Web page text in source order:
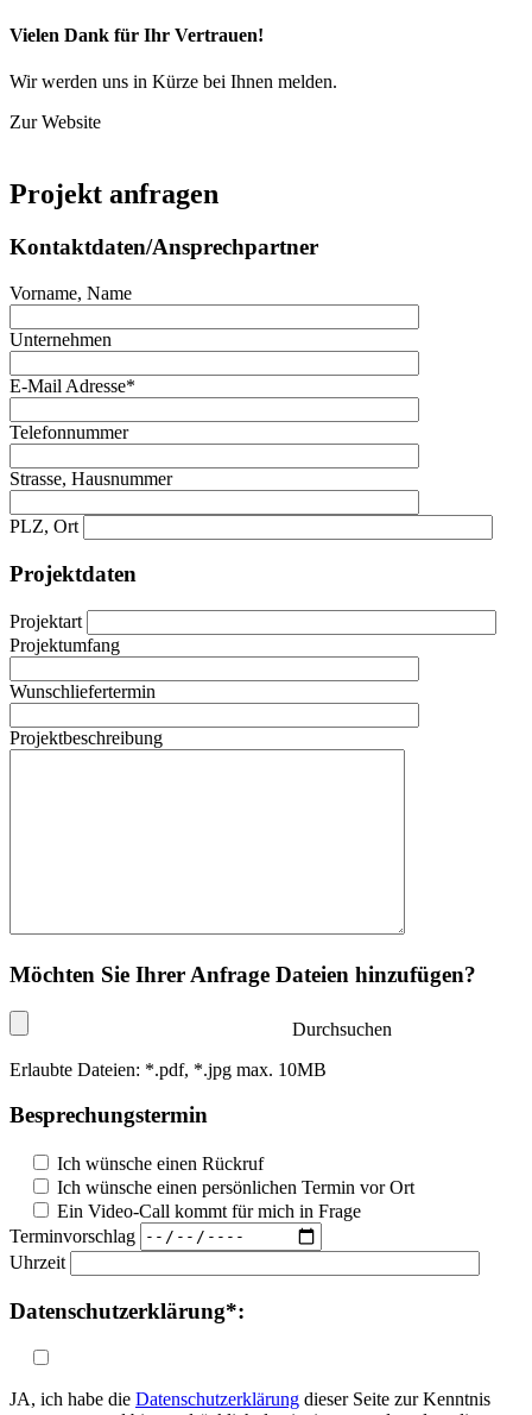
Vielen Dank für Ihr Vertrauen!
Wir werden uns in Kürze bei Ihnen melden.
Zur Website
Projekt anfragen
Kontaktdaten/Ansprechpartner
Vorname, Name
Unternehmen
E-Mail Adresse*
Telefonnummer
Strasse, Hausnummer
PLZ, Ort
Projektdaten
Projektart
Projektumfang
Wunschliefertermin
Projektbeschreibung
Möchten Sie Ihrer Anfrage Dateien hinzufügen?
Durchsuchen
Erlaubte Dateien: *.pdf, *.jpg max. 10MB
Besprechungstermin
Ich wünsche einen Rückruf
Ich wünsche einen persönlichen Termin vor Ort
Ein Video-Call kommt für mich in Frage
Terminvorschlag
Uhrzeit
Datenschutzerklärung*:
JA, ich habe die Datenschutzerklärung dieser Seite zur Kenntnis